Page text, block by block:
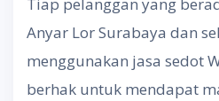
Tiap pelanggan yang
Anyar Lor Surabaya dan
menggunakan jasa sedot
berhak untuk mendapat